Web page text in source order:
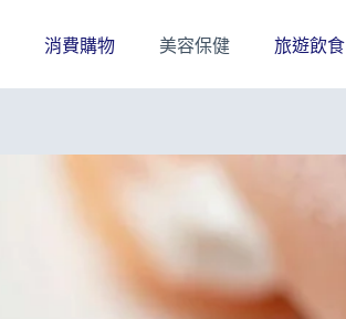
消費購物 美容保健 旅遊飲食